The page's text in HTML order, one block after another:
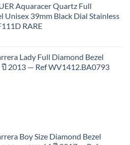
Aquaracer Quartz Full
Unisex 39mm Black Dial Stainless
RARE
Lady Full Diamond Bezel
2013 — Ref WV1412.BA0793
Boy Size Diamond Bezel